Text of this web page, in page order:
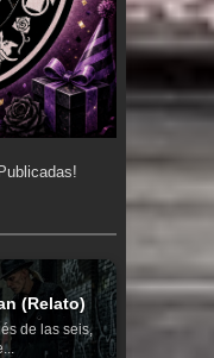
(Relato)
de las seis,